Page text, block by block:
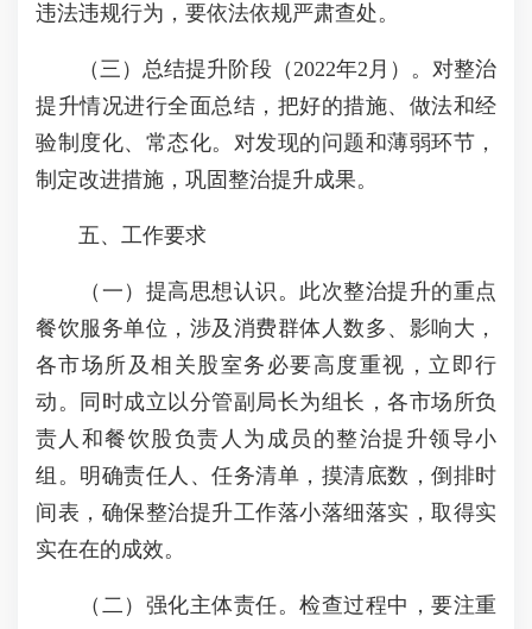
违法违规行为，要依法依规严肃查处。
（三）总结提升阶段（2022年2月）。对整治
提升情况进行全面总结，把好的措施、做法和经
验制度化、常态化。对发现的问题和薄弱环节，
制定改进措施，巩固整治提升成果。
五、工作要求
（一）提高思想认识。此次整治提升的重点
餐饮服务单位，涉及消费群体人数多、影响大，
各市场所及相关股室务必要高度重视，立即行
动。同时成立以分管副局长为组长，各市场所负
责人和餐饮股负责人为成员的整治提升领导小
组。明确责任人、任务清单，摸清底数，倒排时
间表，确保整治提升工作落小落细落实，取得实
实在在的成效。
（二）强化主体责任。检查过程中，要注重